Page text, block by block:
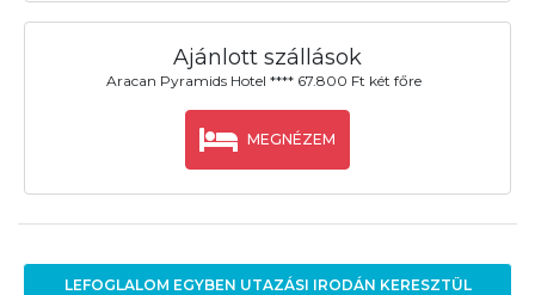
Ajánlott szállások
Aracan Pyramids Hotel **** 67.800 Ft két főre
MEGNÉZEM
LEFOGLALOM EGYBEN UTAZÁSI IRODÁN KERESZTÜL